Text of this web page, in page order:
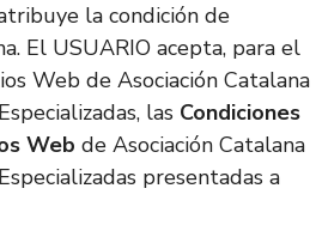
la condición de
El USUARIO acepta, para el
Web de Asociación Catalana
las Condiciones
Web de Asociación Catalana
presentadas a